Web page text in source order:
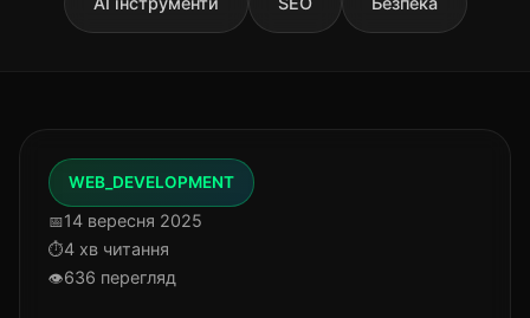
WEB_DEVELOPMENT
14 вересня 2025
4 хв читання
636 перегляд